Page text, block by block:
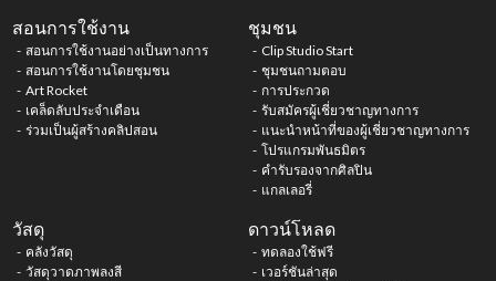
สอนการใช้งาน
สอนการใช้งานอย่างเป็นทางการ
สอนการใช้งานโดยชุมชน
Art Rocket
เคล็ดลับประจำเดือน
ร่วมเป็นผู้สร้างคลิปสอน
ชุมชน
Clip Studio Start
ชุมชนถามตอบ
การประกวด
รับสมัครผู้เชี่ยวชาญทางการ
แนะนำหน้าที่ของผู้เชี่ยวชาญทางการ
โปรแกรมพันธมิตร
คำรับรองจากศิลปิน
แกลเลอรี่
วัสดุ
คลังวัสดุ
วัสดุวาดภาพลงสี
ดาวน์โหลด
ทดลองใช้ฟรี
เวอร์ชันล่าสุด